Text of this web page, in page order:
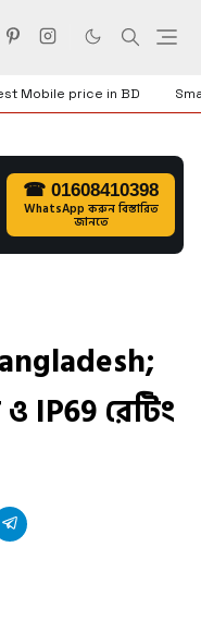
Mobile price in BD
☎ 01608410398
WhatsApp করুন বিস্তারিত
জানতে
IP69 রেটিং